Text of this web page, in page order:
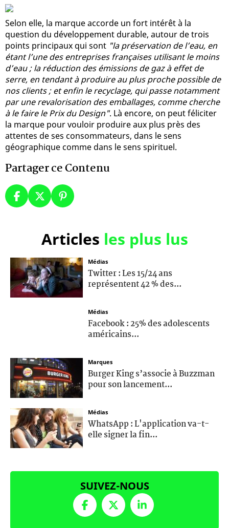
Selon elle, la marque accorde un fort intérêt à la
question du développement durable, autour de trois
points principaux qui sont "la préservation de l’eau, en
étant l’une des entreprises françaises utilisant le moins
d’eau ; la réduction des émissions de gaz à effet de
serre, en tendant à produire au plus proche possible de
nos clients ; et enfin le recyclage, qui passe notamment
par une revalorisation des emballages, comme cherche
à le faire le Prix du Design". Là encore, on peut féliciter
la marque pour vouloir produire aux plus près des
attentes de ses consommateurs, dans le sens
géographique comme dans le sens spirituel.
Partager ce Contenu
Articles les plus lus
Médias
Twitter : Les 15/24 ans
représentent 42 % des...
Médias
Facebook : 25% des adolescents
américains...
Marques
Burger King s’associe à Buzzman
pour son lancement...
Médias
WhatsApp : L'application va-t-
elle signer la fin...
SUIVEZ-NOUS